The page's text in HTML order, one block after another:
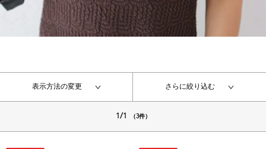
表示方法の変更 さらに絞り込む
1/1 （3件）